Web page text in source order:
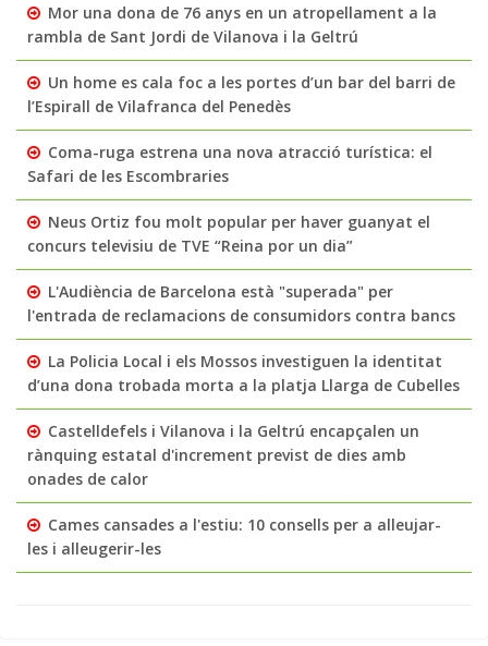
Mor una dona de 76 anys en un atropellament a la
rambla de Sant Jordi de Vilanova i la Geltrú
Un home es cala foc a les portes d’un bar del barri de
l’Espirall de Vilafranca del Penedès
Coma-ruga estrena una nova atracció turística: el
Safari de les Escombraries
Neus Ortiz fou molt popular per haver guanyat el
concurs televisiu de TVE “Reina por un dia”
L'Audiència de Barcelona està "superada" per
l'entrada de reclamacions de consumidors contra bancs
La Policia Local i els Mossos investiguen la identitat
d’una dona trobada morta a la platja Llarga de Cubelles
Castelldefels i Vilanova i la Geltrú encapçalen un
rànquing estatal d'increment previst de dies amb
onades de calor
Cames cansades a l'estiu: 10 consells per a alleujar-
les i alleugerir-les